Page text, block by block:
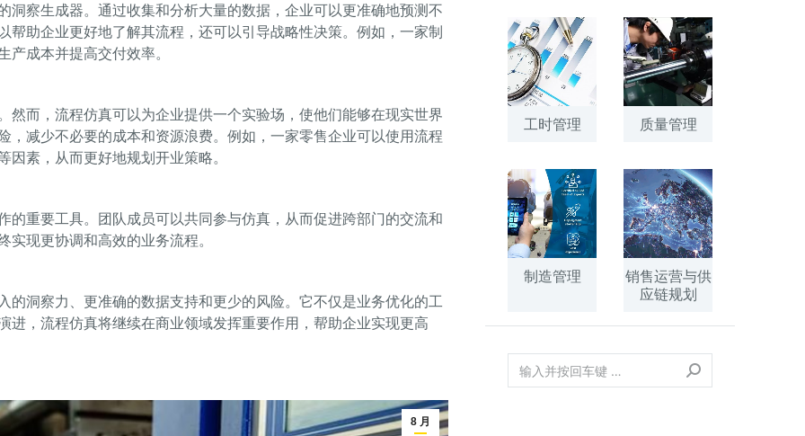
察生成器。通过收集和分析大量的数据，企业可以更准确地预测不
助企业更好地了解其流程，还可以引导战略性决策。例如，一家制
成本并提高交付效率。
而，流程仿真可以为企业提供一个实验场，使他们能够在现实世界
减少不必要的成本和资源浪费。例如，一家零售企业可以使用流程
素，从而更好地规划开业策略。
重要工具。团队成员可以共同参与仿真，从而促进跨部门的交流和
现更协调和高效的业务流程。
的洞察力、更准确的数据支持和更少的风险。它不仅是业务优化的工
，流程仿真将继续在商业领域发挥重要作用，帮助企业实现更高
8 月
工时管理 质量管理
制造管理
销售运营与供
应链规划